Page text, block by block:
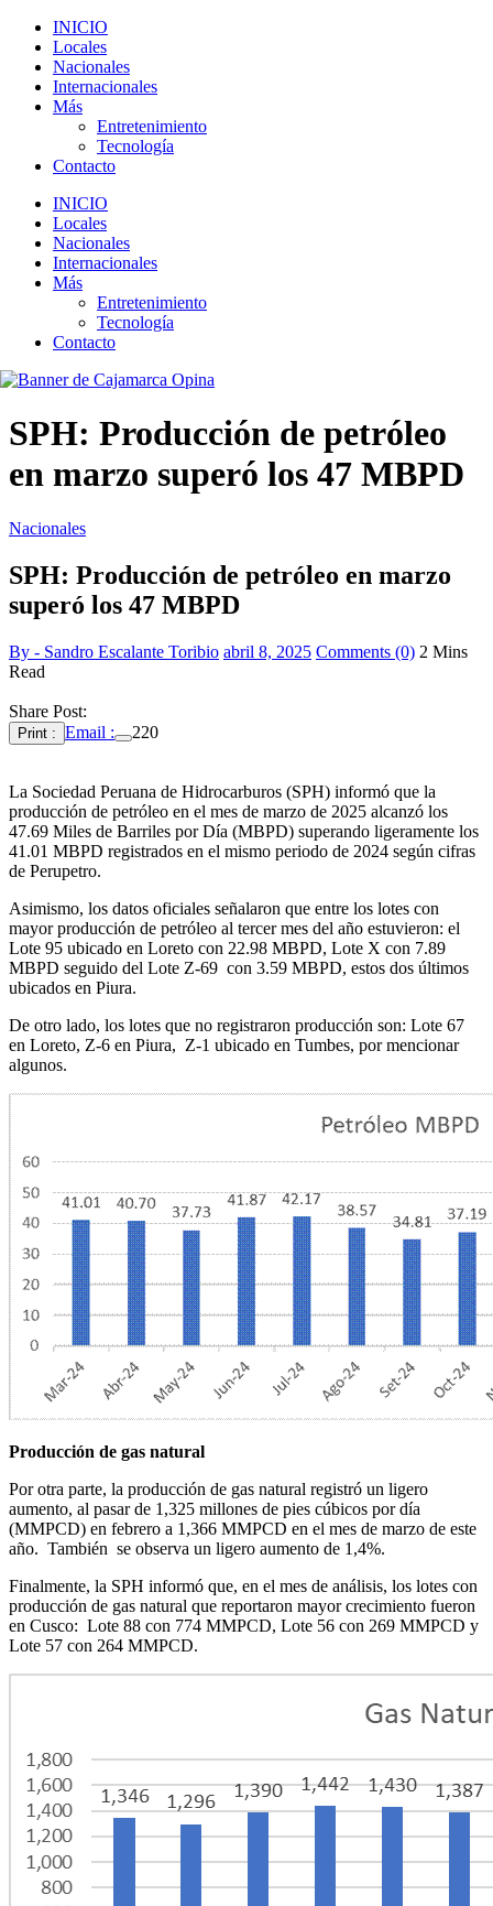
INICIO
Locales
Nacionales
Internacionales
Más
Entretenimiento
Tecnología
Contacto
INICIO
Locales
Nacionales
Internacionales
Más
Entretenimiento
Tecnología
Contacto
SPH: Producción de petróleo
en marzo superó los 47 MBPD
Nacionales
SPH: Producción de petróleo en marzo
superó los 47 MBPD
By - Sandro Escalante Toribio abril 8, 2025 Comments (0) 2 Mins
Read
Share Post:
Print : Email : 220
La Sociedad Peruana de Hidrocarburos (SPH) informó que la
producción de petróleo en el mes de marzo de 2025 alcanzó los
47.69 Miles de Barriles por Día (MBPD) superando ligeramente los
41.01 MBPD registrados en el mismo periodo de 2024 según cifras
de Perupetro.
Asimismo, los datos oficiales señalaron que entre los lotes con
mayor producción de petróleo al tercer mes del año estuvieron: el
Lote 95 ubicado en Loreto con 22.98 MBPD, Lote X con 7.89
MBPD seguido del Lote Z-69 con 3.59 MBPD, estos dos últimos
ubicados en Piura.
De otro lado, los lotes que no registraron producción son: Lote 67
en Loreto, Z-6 en Piura, Z-1 ubicado en Tumbes, por mencionar
algunos.
Producción de gas natural
Por otra parte, la producción de gas natural registró un ligero
aumento, al pasar de 1,325 millones de pies cúbicos por día
(MMPCD) en febrero a 1,366 MMPCD en el mes de marzo de este
año. También se observa un ligero aumento de 1,4%.
Finalmente, la SPH informó que, en el mes de análisis, los lotes con
producción de gas natural que reportaron mayor crecimiento fueron
en Cusco: Lote 88 con 774 MMPCD, Lote 56 con 269 MMPCD y
Lote 57 con 264 MMPCD.